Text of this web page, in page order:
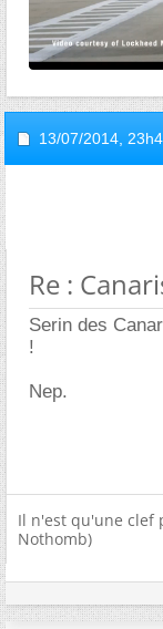
13/07/2014,
Re :
Serin des
!
Nep.
Il n'est qu'une clef
Nothomb)